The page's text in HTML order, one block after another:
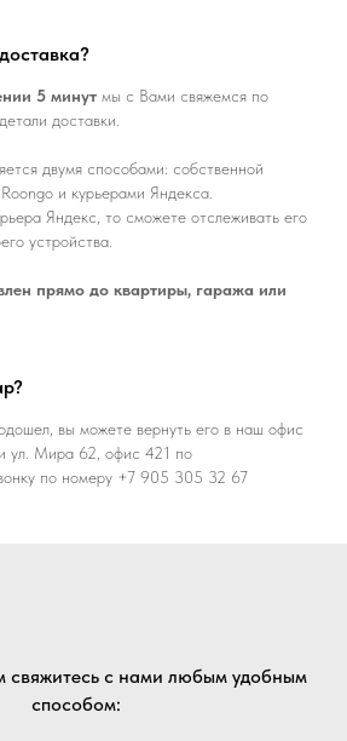
5 минут мы с Вами свяжемся по
доставки.
двумя способами: собственной
и курьерами Яндекса.
Яндекс, то сможете отслеживать его
устройства.
прямо до квартиры, гаража или
вы можете вернуть его в наш офис
ул. Мира 62, офис 421 по
по номеру +7 905 305 32 67
свяжитесь с нами любым удобным
способом: